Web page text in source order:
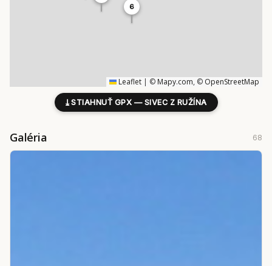
6
Leaflet | © Mapy.com, © OpenStreetMap
⤓STIAHNUŤ GPX — SIVEC Z RUŽÍNA
Galéria 68